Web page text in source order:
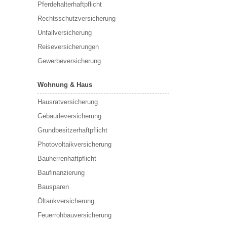
Pferdehalterhaftpflicht
Rechtsschutzversicherung
Unfallversicherung
Reiseversicherungen
Gewerbeversicherung
Wohnung & Haus
Hausratversicherung
Gebäudeversicherung
Grundbesitzerhaftpflicht
Photovoltaikversicherung
Bauherrenhaftpflicht
Baufinanzierung
Bausparen
Öltankversicherung
Feuerrohbauversicherung